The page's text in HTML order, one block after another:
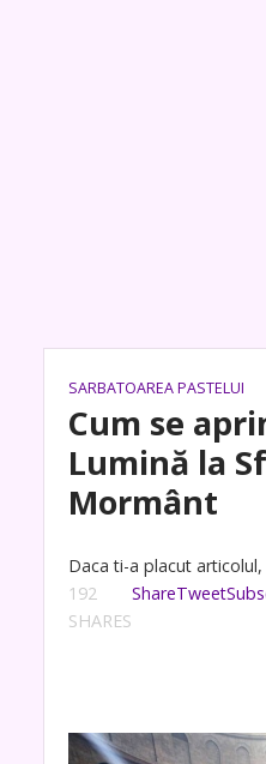
SARBATOAREA PASTELUI
Cum se
Lumină la
Mormânt
Daca ti-a placut
192
SHARES
ShareTweet